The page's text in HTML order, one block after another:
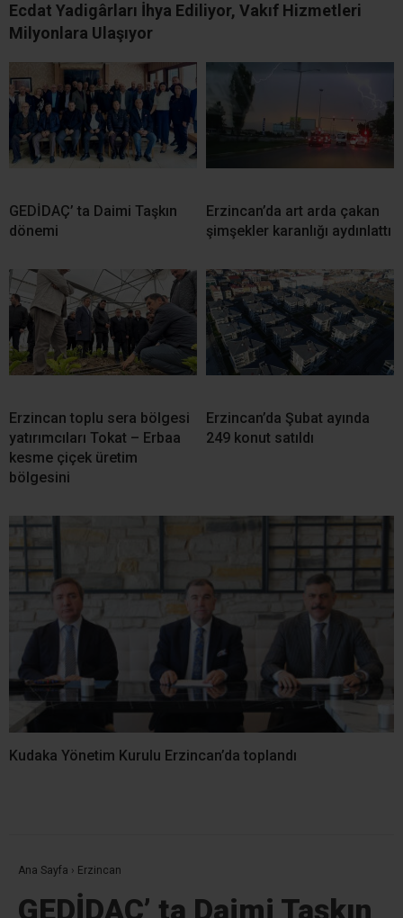
Ecdat Yadigârları İhya Ediliyor, Vakıf Hizmetleri
Milyonlara Ulaşıyor
GEDİDAÇ’ ta Daimi Taşkın
dönemi
Erzincan’da art arda çakan
şimşekler karanlığı aydınlattı
Erzincan toplu sera bölgesi
yatırımcıları Tokat – Erbaa
kesme çiçek üretim
bölgesini
Erzincan’da Şubat ayında
249 konut satıldı
Kudaka Yönetim Kurulu Erzincan’da toplandı
Ana Sayfa › Erzincan
GEDİDAÇ’ ta Daimi Taşkın